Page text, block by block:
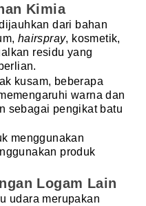
Kimia
dari bahan
hairspray, kosmetik,
residu yang
kusam, beberapa
warna dan
sebagai pengikat batu
menggunakan
produk
Logam Lain
udara merupakan